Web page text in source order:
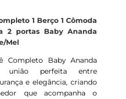
1 Berço 1 Cômoda
2 portas Baby Ananda
Mel
Completo Baby Ananda
perfeita entre
e elegância, criando
que acompanha o